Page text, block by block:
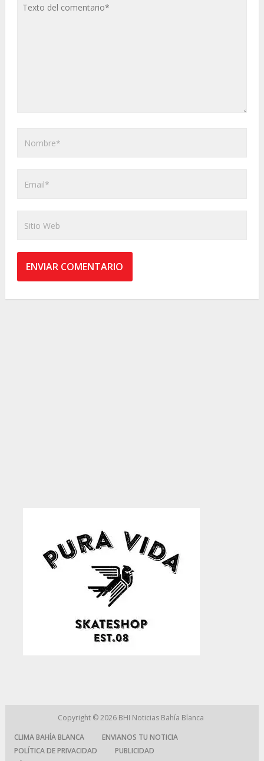
Copyright © 2026 BHI Noticias Bahía Blanca
CLIMA BAHÍA BLANCA
ENVIANOS TU NOTICIA
POLÍTICA DE PRIVACIDAD
PUBLICIDAD